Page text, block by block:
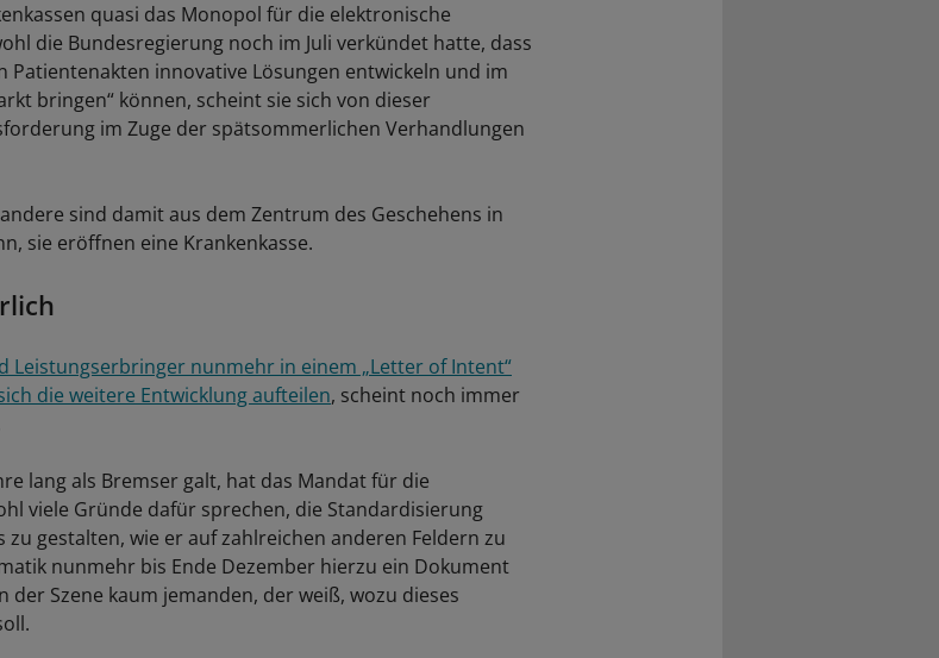
quasi das Monopol für die elektronische
die Bundesregierung noch im Juli verkündet hatte, dass
Patientenakten innovative Lösungen entwickeln und im
bringen“ können, scheint sie sich von dieser
im Zuge der spätsommerlichen Verhandlungen
sind damit aus dem Zentrum des Geschehens in
sie eröffnen eine Krankenkasse.
Leistungserbringer nunmehr in einem „Letter of Intent“
die weitere Entwicklung aufteilen, scheint noch immer
lang als Bremser galt, hat das Mandat für die
viele Gründe dafür sprechen, die Standardisierung
gestalten, wie er auf zahlreichen anderen Feldern zu
nunmehr bis Ende Dezember hierzu ein Dokument
Szene kaum jemanden, der weiß, wozu dieses